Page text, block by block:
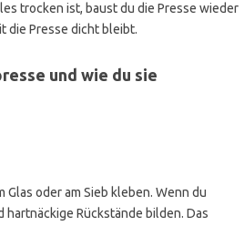
trocken ist, baust du die Presse wieder
die Presse dicht bleibt.
und wie du sie
oder am Sieb kleben. Wenn du
Rückstände bilden. Das